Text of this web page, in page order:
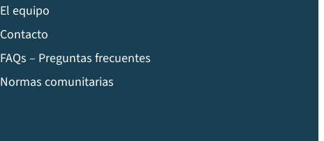
El equipo
Contacto
FAQs – Preguntas frecuentes
Normas comunitarias